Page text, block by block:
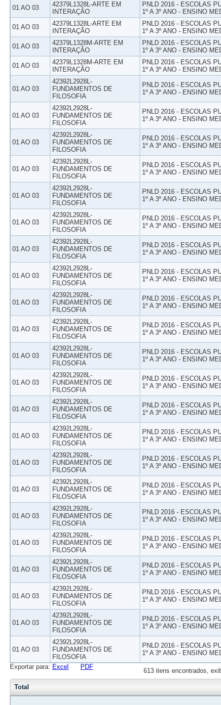
01 AO 03
42379L1328L-ARTE EM
INTERAÇÃO
PNLD 2016 - ESCOLAS
1º A 3º ANO - ENSINO
01 AO 03
42379L1328L-ARTE EM
INTERAÇÃO
PNLD 2016 - ESCOLAS
1º A 3º ANO - ENSINO
01 AO 03
42379L1328M-ARTE EM
INTERAÇÃO
PNLD 2016 - ESCOLAS
1º A 3º ANO - ENSINO
01 AO 03
42379L1328M-ARTE EM
INTERAÇÃO
PNLD 2016 - ESCOLAS
1º A 3º ANO - ENSINO
01 AO 03
42392L2928L-
FUNDAMENTOS DE
FILOSOFIA
PNLD 2016 - ESCOLAS
1º A 3º ANO - ENSINO
01 AO 03
42392L2928L-
FUNDAMENTOS DE
FILOSOFIA
PNLD 2016 - ESCOLAS
1º A 3º ANO - ENSINO
01 AO 03
42392L2928L-
FUNDAMENTOS DE
FILOSOFIA
PNLD 2016 - ESCOLAS
1º A 3º ANO - ENSINO
01 AO 03
42392L2928L-
FUNDAMENTOS DE
FILOSOFIA
PNLD 2016 - ESCOLAS
1º A 3º ANO - ENSINO
01 AO 03
42392L2928L-
FUNDAMENTOS DE
FILOSOFIA
PNLD 2016 - ESCOLAS
1º A 3º ANO - ENSINO
01 AO 03
42392L2928L-
FUNDAMENTOS DE
FILOSOFIA
PNLD 2016 - ESCOLAS
1º A 3º ANO - ENSINO
01 AO 03
42392L2928L-
FUNDAMENTOS DE
FILOSOFIA
PNLD 2016 - ESCOLAS
1º A 3º ANO - ENSINO
01 AO 03
42392L2928L-
FUNDAMENTOS DE
FILOSOFIA
PNLD 2016 - ESCOLAS
1º A 3º ANO - ENSINO
01 AO 03
42392L2928L-
FUNDAMENTOS DE
FILOSOFIA
PNLD 2016 - ESCOLAS
1º A 3º ANO - ENSINO
01 AO 03
42392L2928L-
FUNDAMENTOS DE
FILOSOFIA
PNLD 2016 - ESCOLAS
1º A 3º ANO - ENSINO
01 AO 03
42392L2928L-
FUNDAMENTOS DE
FILOSOFIA
PNLD 2016 - ESCOLAS
1º A 3º ANO - ENSINO
01 AO 03
42392L2928L-
FUNDAMENTOS DE
FILOSOFIA
PNLD 2016 - ESCOLAS
1º A 3º ANO - ENSINO
01 AO 03
42392L2928L-
FUNDAMENTOS DE
FILOSOFIA
PNLD 2016 - ESCOLAS
1º A 3º ANO - ENSINO
01 AO 03
42392L2928L-
FUNDAMENTOS DE
FILOSOFIA
PNLD 2016 - ESCOLAS
1º A 3º ANO - ENSINO
01 AO 03
42392L2928L-
FUNDAMENTOS DE
FILOSOFIA
PNLD 2016 - ESCOLAS
1º A 3º ANO - ENSINO
01 AO 03
42392L2928L-
FUNDAMENTOS DE
FILOSOFIA
PNLD 2016 - ESCOLAS
1º A 3º ANO - ENSINO
01 AO 03
42392L2928L-
FUNDAMENTOS DE
FILOSOFIA
PNLD 2016 - ESCOLAS
1º A 3º ANO - ENSINO
01 AO 03
42392L2928L-
FUNDAMENTOS DE
FILOSOFIA
PNLD 2016 - ESCOLAS
1º A 3º ANO - ENSINO
01 AO 03
42392L2928L-
FUNDAMENTOS DE
FILOSOFIA
PNLD 2016 - ESCOLAS
1º A 3º ANO - ENSINO
01 AO 03
42392L2928L-
FUNDAMENTOS DE
FILOSOFIA
PNLD 2016 - ESCOLAS
1º A 3º ANO - ENSINO
01 AO 03
42392L2928L-
FUNDAMENTOS DE
FILOSOFIA
PNLD 2016 - ESCOLAS
1º A 3º ANO - ENSINO
01 AO 03
42392L2928L-
FUNDAMENTOS DE
FILOSOFIA
PNLD 2016 - ESCOLAS
1º A 3º ANO - ENSINO
613 itens encontrados,
Exportar para: Excel PDF
Total